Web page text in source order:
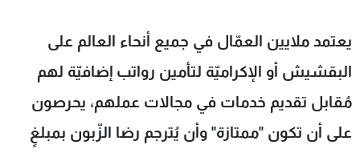
يعتمد ملايين العمّال في جميع أنحاء العالم على
البقشيش أو الإكراميّة لتأمين رواتب إضافيّة لهم
مُقابل تقديم خدمات في مجالات عملهم، يحرصون
على أن تكون "ممتازة" وأن يُترجم رضا الزّبون بمبلغٍ
عن MTV
الإنـتـاج
لاعلاناتكم
تواصل معنا
شروط الإسـتخدام
سياسة الخصوصية